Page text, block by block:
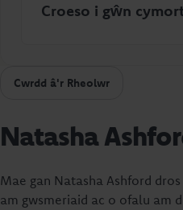
Croeso i gŵn
Cwrdd â'r Rheolwr
Natasha
Mae gan Natasha Ashford
am gwsmeriaid ac o ofalu am